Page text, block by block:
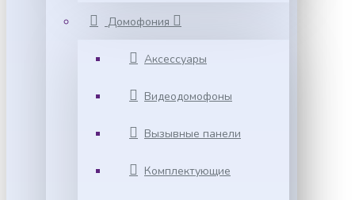
Домофония
Аксессуары
Видеодомофоны
Вызывные панели
Комплектующие